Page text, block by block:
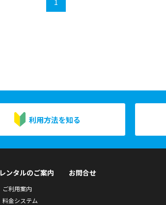
利用方法を知る
レンタルのご案内
ご利用案内
料金システム
お問合せ